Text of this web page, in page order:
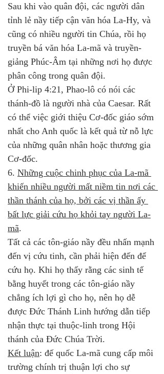
Sau khi vào quân đội, các người dân
tỉnh lẻ nầy tiếp cận văn hóa La-Hy, và
cũng có nhiều người tin Chúa, rồi họ
truyền bá văn hóa La-mã và truyền-
giảng Phúc-Âm tại những nơi họ được
phân công trong quân đội.
Ở Phi-lip 4:21, Phao-lô có nói các
thánh-đồ là người nhà của Caesar. Rất
có thể việc giới thiệu Cơ-đốc giáo sớm
nhất cho Anh quốc là kết quả từ nỗ lực
của những quân nhân hoặc thương gia
Cơ-đốc.
6. Những cuộc chinh phục của La-mã
khiến nhiều người mất niềm tin nơi các
thần thánh của họ, bởi các vị thần ấy
bất lực giải cứu họ khỏi tay người La-
mã.
Tất cả các tôn-giáo nầy đều nhấn mạnh
đến vị cứu tinh, cần phải hiện đến để
cứu họ. Khi họ thấy rằng các sinh tế
bằng huyết trong các tôn-giáo nầy
chẳng ích lợi gì cho họ, nên họ dễ
được Đức Thánh Linh hướng dẫn tiếp
nhận thực tại thuộc-linh trong Hội
thánh của Đức Chúa Trời.
Kết luận: đế quốc La-mã cung cấp môi
trường chính trị thuận lợi cho sự